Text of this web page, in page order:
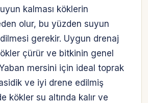
kalması köklerin
olur, bu yüzden suyun
gerekir. Uygun drenaj
çürür ve bitkinin genel
Yaban mersini için ideal toprak
ve iyi drene edilmiş
kökler su altında kalır ve